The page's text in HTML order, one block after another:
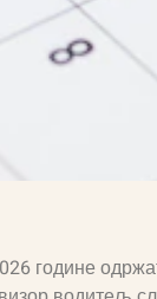
године